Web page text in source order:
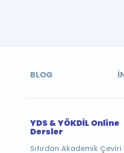
BLOG
YDS & YÖKDİL Online
Dersler
Sıfırdan Akademik Çeviri